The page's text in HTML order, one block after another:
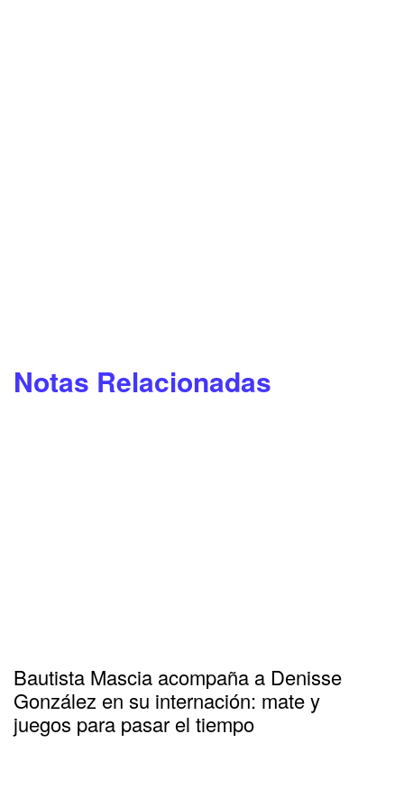
Notas Relacionadas
Bautista Mascia acompaña a Denisse
González en su internación: mate y
juegos para pasar el tiempo